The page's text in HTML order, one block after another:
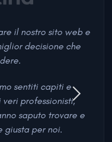
il nostro sito web e
decisione che
sentiti capiti e
professionisti,
saputo trovare e
giusta per noi.